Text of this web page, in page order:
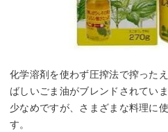
化学溶剤を使わず圧搾法で搾った
ばしいごま油がブレンドされてい
少なめですが、さまざまな料理に
す。